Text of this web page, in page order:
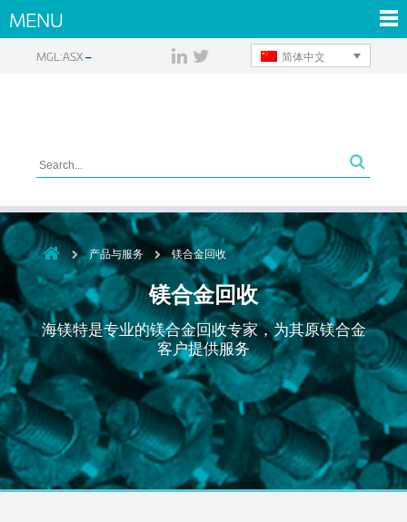
MENU
简体中文
MGL:ASX
产品与服务 镁合金回收
镁合金回收
海镁特是专业的镁合金回收专家，为其原镁合金
客户提供服务